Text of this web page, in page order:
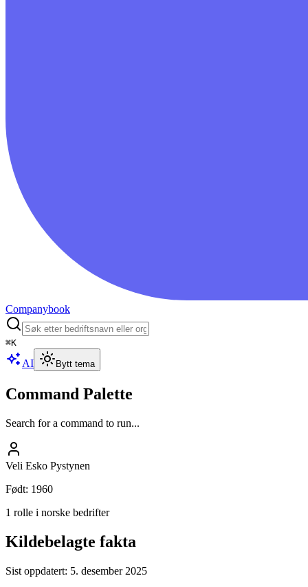
Companybook
⌘K
AI Bytt tema
Command Palette
Search for a command to run...
Veli Esko Pystynen
Født: 1960
1 rolle i norske bedrifter
Kildebelagte fakta
Sist oppdatert: 5. desember 2025